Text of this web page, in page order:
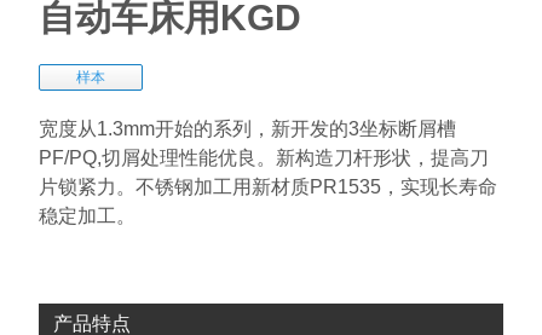
自动车床用KGD
样本
宽度从1.3mm开始的系列，新开发的3坐标断屑槽
PF/PQ,切屑处理性能优良。新构造刀杆形状，提高刀
片锁紧力。不锈钢加工用新材质PR1535，实现长寿命
稳定加工。
产品特点